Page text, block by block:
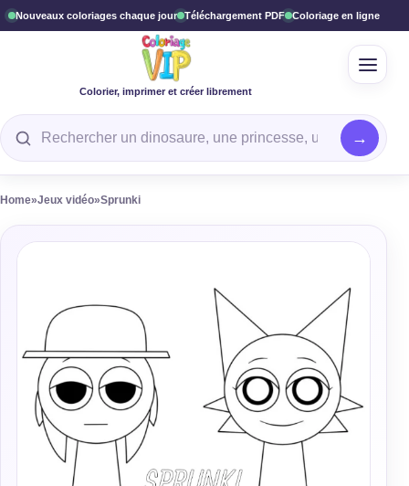
Nouveaux coloriages chaque jour Téléchargement PDF Coloriage en ligne
Colorier, imprimer et créer librement
Rechercher un coloriage
Home»Jeux vidéo»Sprunki